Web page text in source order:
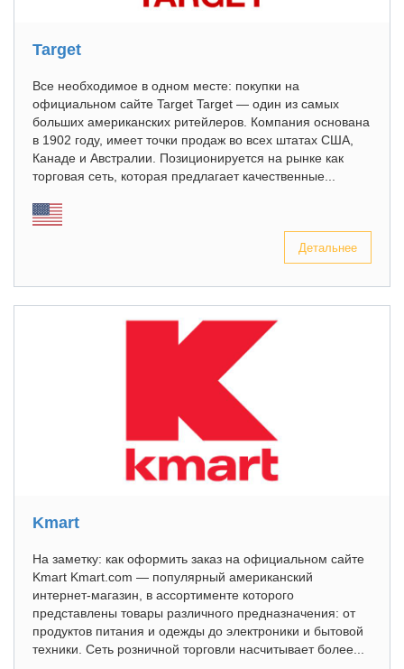
Target
Все необходимое в одном месте: покупки на
официальном сайте Target Target — один из самых
больших американских ритейлеров. Компания основана
в 1902 году, имеет точки продаж во всех штатах США,
Канаде и Австралии. Позиционируется на рынке как
торговая сеть, которая предлагает качественные...
Детальнее
Kmart
На заметку: как оформить заказ на официальном сайте
Kmart Kmart.com — популярный американский
интернет-магазин, в ассортименте которого
представлены товары различного предназначения: от
продуктов питания и одежды до электроники и бытовой
техники. Сеть розничной торговли насчитывает более...